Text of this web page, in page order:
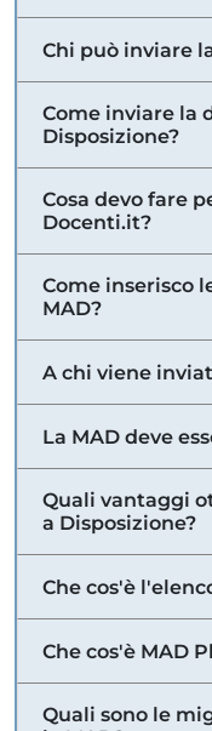
Chi può inviare
Come inviare la
Disposizione?
Cosa devo fare
Docenti.it?
Come inserisco
MAD?
A chi viene
La MAD deve
Quali vantaggi
a Disposizione?
Che cos'è
Che cos'è MAD
Quali sono le